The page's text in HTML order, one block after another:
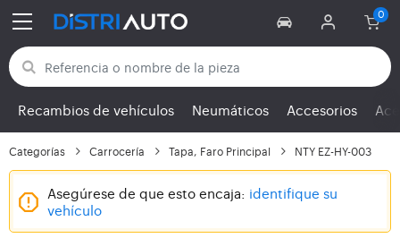
Volver a las categorías
Recambios de vehículos Neumáticos Accesorios
Categorías Carrocería Tapa, Faro Principal NTY EZ-HY-003
Asegúrese de que esto encaja: identifique su
vehículo